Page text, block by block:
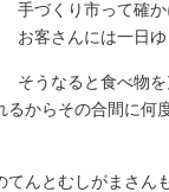
手づくり市って確
お客さんには一日
そうなると食べ物
るからその合間に何
んとむしがまさん